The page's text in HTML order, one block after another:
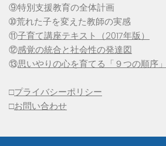
⑨特別支援教育の全体計画
➉荒れた子を変えた教師の実感
⑪子育て講座テキスト（2017年版）
⑫感覚の統合と社会性の発達図
⑬思いやりの心を育てる「９つの順序」
□プライバシーポリシー
□お問い合わせ